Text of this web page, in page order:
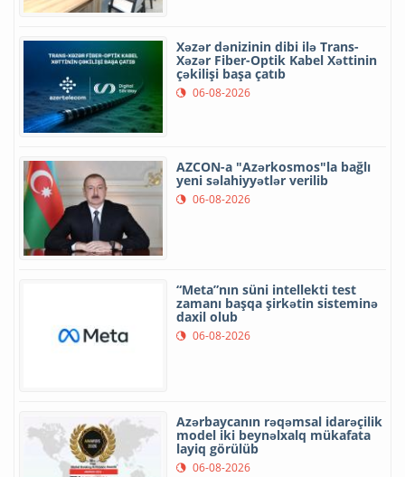
Xəzər dənizinin dibi ilə Trans-
Xəzər Fiber-Optik Kabel Xəttinin
çəkilişi başa çatıb
06-08-2026
AZCON-a "Azərkosmos"la bağlı
yeni səlahiyyətlər verilib
06-08-2026
“Meta”nın süni intellekti test
zamanı başqa şirkətin sisteminə
daxil olub
06-08-2026
Azərbaycanın rəqəmsal idarəçilik
model iki beynəlxalq mükafata
layiq görülüb
06-08-2026